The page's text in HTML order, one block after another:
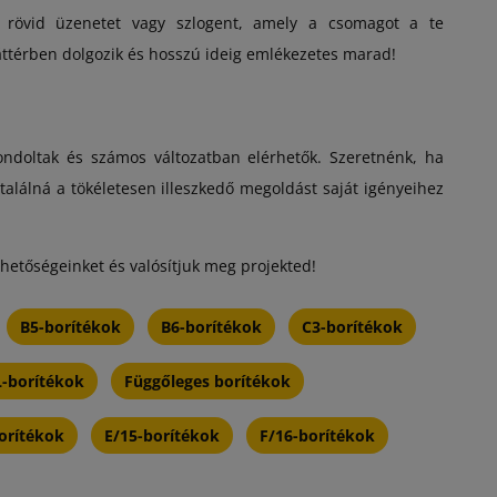
üzenetet vagy szlogent, amely a csomagot a te
dolgozik és hosszú ideig emlékezetes marad!
és számos változatban elérhetők. Szeretnénk, ha
a tökéletesen illeszkedő megoldást saját igényeihez
és valósítjuk meg projekted!
B5-borítékok B6-borítékok C3-borítékok
borítékok Függőleges borítékok
E/15-borítékok F/16-borítékok